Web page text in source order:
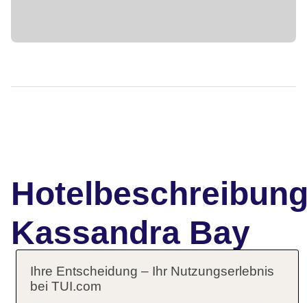
Kassandra Bay
Das bietet Ihre Unterkunft
Ihre Entscheidung – Ihr Nutzungserlebnis
bei TUI.com